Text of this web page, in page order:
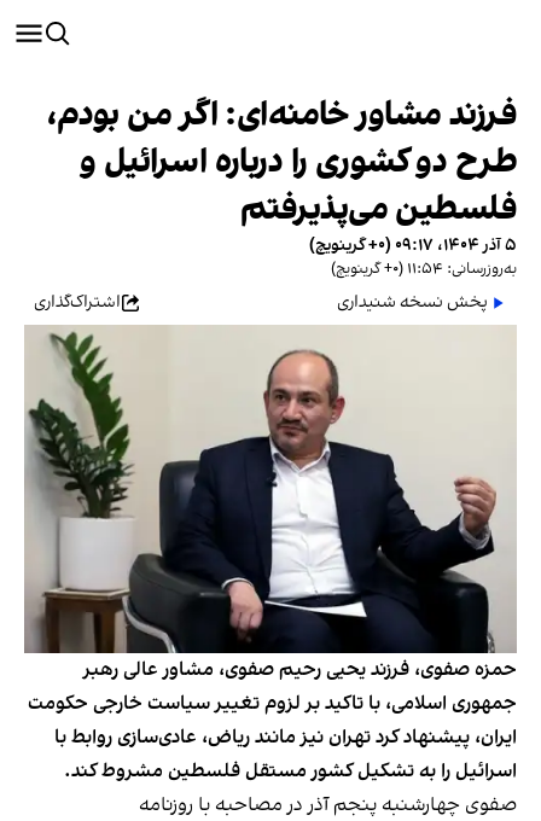
فرزند مشاور خامنه‌ای: اگر من بودم،
طرح دو کشوری را درباره اسرائیل و
فلسطین می‌پذیرفتم
۵ آذر ۱۴۰۴، ۰۹:۱۷ (‎+۰ گرینویچ)
به‌روزرسانی: ۱۱:۵۴ (‎+۰ گرینویچ)
پخش نسخه شنیداری اشتراک‌گذاری
حمزه صفوی، فرزند یحیی رحیم صفوی، مشاور عالی رهبر
جمهوری اسلامی، با تاکید بر لزوم تغییر سیاست خارجی حکومت
ایران، پیشنهاد کرد تهران نیز مانند ریاض، عادی‌سازی روابط با
اسرائیل را به تشکیل کشور مستقل فلسطین مشروط کند.
صفوی چهارشنبه پنجم آذر در مصاحبه با روزنامه